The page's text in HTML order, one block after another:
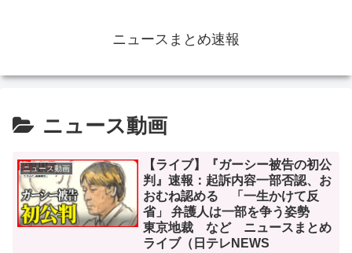
ニュースまとめ速報
ニュース動画
ニュース動画
【ライブ】『ガーシー被告の初公
判』速報：起訴内容一部否認、お
おむね認める 「一生かけて反
省」 弁護人は一部を争う姿勢
東京地裁 など ニュースまとめ
ライブ（日テレNEWS